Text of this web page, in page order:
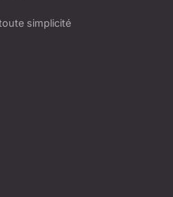
simplicité